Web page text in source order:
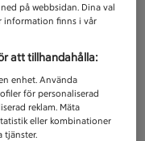
på webbsidan. Dina val
information finns i vår
att tillhandahålla:
enhet. Använda
för personaliserad
reklam. Mäta
eller kombinationer
tjänster.